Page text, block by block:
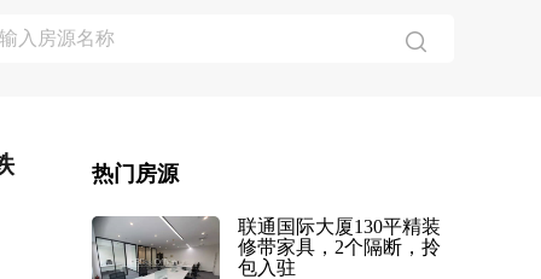
热门房源
联通国际大厦130平精装
修带家具，2个隔断，拎
包入驻